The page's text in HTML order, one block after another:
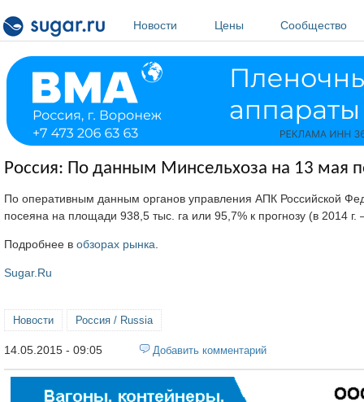
Новости
Цены Сообщество
Россия: По данным Минсельхоза на 13 мая
По оперативным данным органов управления АПК Российской
посеяна на площади 938,5 тыс. га или 95,7% к прогнозу (в 2014 г.
Подробнее в обзорах рынка
Sugar.Ru
Новости Россия / Russia
14.05.2015 - 09:05 Добавить комментарий